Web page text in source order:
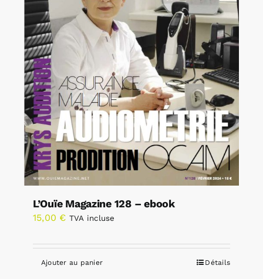
L’Ouïe Magazine 128 – ebook
15,00 € TVA incluse
Ajouter au panier Détails